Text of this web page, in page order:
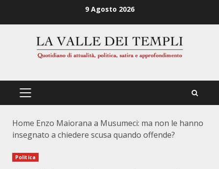
9 Agosto 2026
PRIMÄRES
Home Enzo Maiorana a Musumeci: ma non le hanno
insegnato a chiedere scusa quando offende?
Politica